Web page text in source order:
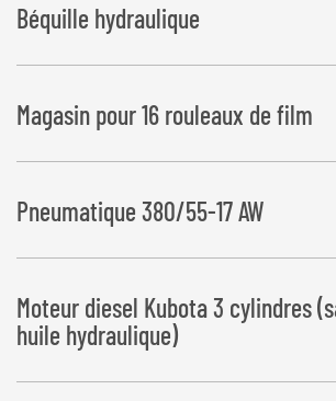
Béquille hydraulique
Attelage à timon réglable en hauteur avec
chargeuse sur roues. Commande par
Magasin pour 16 rouleaux de film
Pneumatique 380/55-17 AW
Moteur diesel Kubota 3 cylindres
huile hydraulique)